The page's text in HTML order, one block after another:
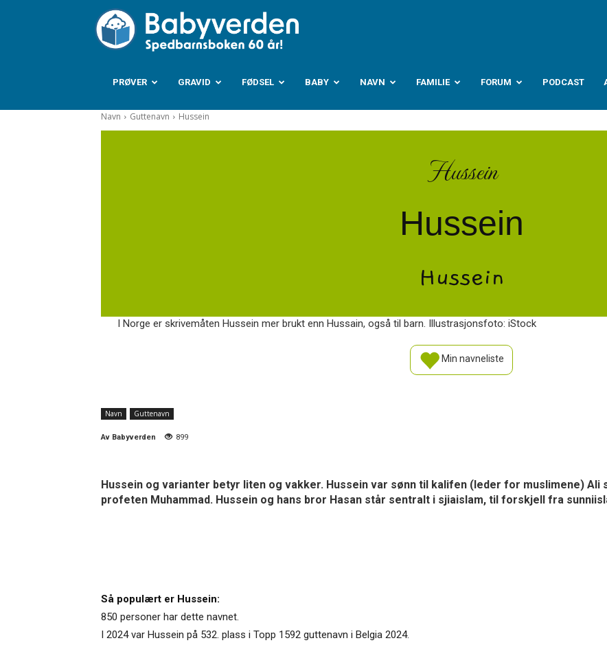
Babyverden.no
PRØVER GRAVID FØDSEL BABY NAVN FAMILIE FORUM PODCAST
Navn Guttenavn Hussein
Hussein
Hussein
Hussein
I Norge er skrivemåten Hussein mer brukt enn Hussain, også til barn. Illustrasjonsfoto: iStock
Min navneliste
Navn Guttenavn
Av Babyverden 899
Hussein og varianter betyr liten og vakker. Hussein var sønn til kalifen (leder for muslimene)
profeten Muhammad. Hussein og hans bror Hasan står sentralt i sjiaislam, til forskjell fra
Så populært er Hussein:
850 personer har dette navnet.
I 2024 var Hussein på 532. plass i Topp 1592 guttenavn i Belgia 2024.